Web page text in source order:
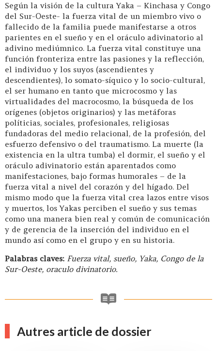
Según la visión de la cultura Yaka – Kinchasa y Congo
del Sur-Oeste- la fuerza vital de un miembro vivo o
fallecido de la familia puede manifestarse a otros
parientes en el sueño y en el oráculo adivinatorio al
adivino mediúmnico. La fuerza vital constituye una
función fronteriza entre las pasiones y la reflección,
el individuo y los suyos (ascendientes y
descendientes), lo somato-síquico y lo socio-cultural,
el ser humano en tanto que microcosmo y las
virtualidades del macrocosmo, la búsqueda de los
orígenes (objetos originarios) y las metáforas
políticias, sociales, profesionales, religiosas
fundadoras del medio relacional, de la profesión, del
esfuerzo defensivo o del traumatismo. La muerte (la
existencia en la ultra tumba) el dormir, el sueño y el
oráculo adivinatorio están aparentados como
manifestaciones, bajo formas humorales – de la
fuerza vital a nivel del corazón y del hígado. Del
mismo modo que la fuerza vital crea lazos entre visos
y muertos, los Yakas perciben el sueño y sus temas
como una manera bien real y común de comunicación
y de gerencia de la inserción del individuo en el
mundo así como en el grupo y en su historia.
Palabras claves: Fuerza vital, sueño, Yaka, Congo de la
Sur-Oeste, oraculo divinatorio.
Autres article de dossier